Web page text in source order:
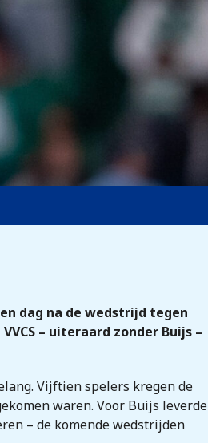
dag na de wedstrijd tegen
– uiteraard zonder Buijs –
Vijftien spelers kregen de
waren. Voor Buijs leverde
– de komende wedstrijden